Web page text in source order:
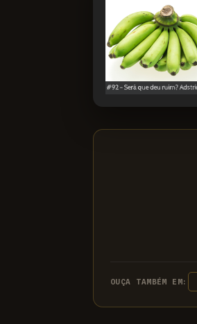
OUÇA TAMBÉM EM: